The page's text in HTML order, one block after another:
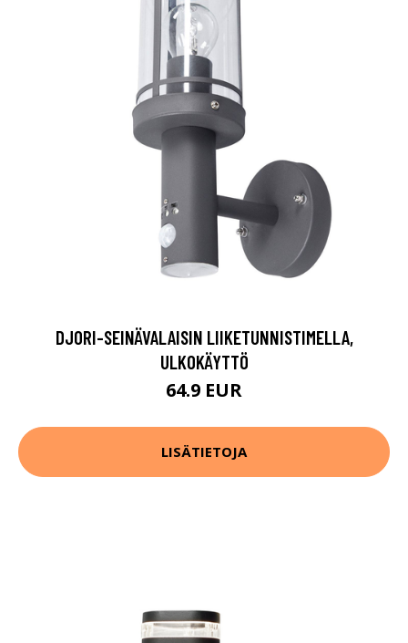
DJORI-SEINÄVALAISIN LIIKETUNNISTIMELLA,
ULKOKÄYTTÖ
64.9 EUR
LISÄTIETOJA